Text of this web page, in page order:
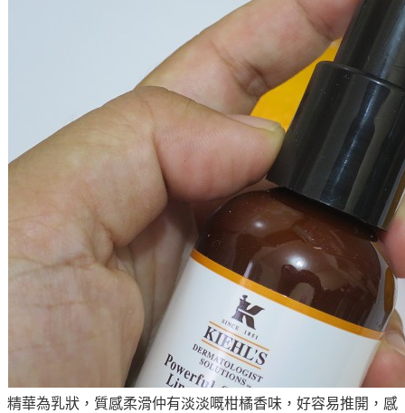
精華為乳狀， 質感柔滑仲有淡淡嘅柑橘香味，好容易推開 ，感